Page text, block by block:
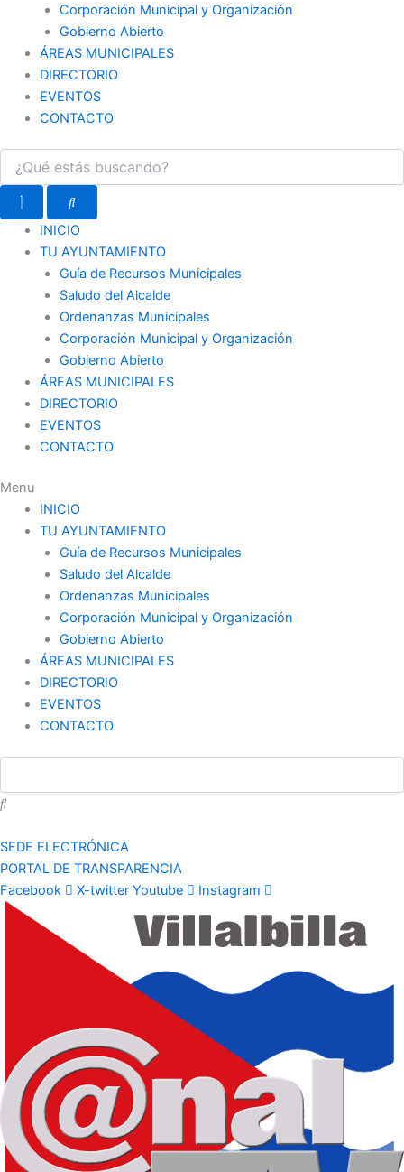
Corporación Municipal y Organización
Gobierno Abierto
ÁREAS MUNICIPALES
DIRECTORIO
EVENTOS
CONTACTO
INICIO
TU AYUNTAMIENTO
Guía de Recursos Municipales
Saludo del Alcalde
Ordenanzas Municipales
Corporación Municipal y Organización
Gobierno Abierto
ÁREAS MUNICIPALES
DIRECTORIO
EVENTOS
CONTACTO
Menu
INICIO
TU AYUNTAMIENTO
Guía de Recursos Municipales
Saludo del Alcalde
Ordenanzas Municipales
Corporación Municipal y Organización
Gobierno Abierto
ÁREAS MUNICIPALES
DIRECTORIO
EVENTOS
CONTACTO
SEDE ELECTRÓNICA
PORTAL DE TRANSPARENCIA
Facebook
X-twitter Youtube Instagram